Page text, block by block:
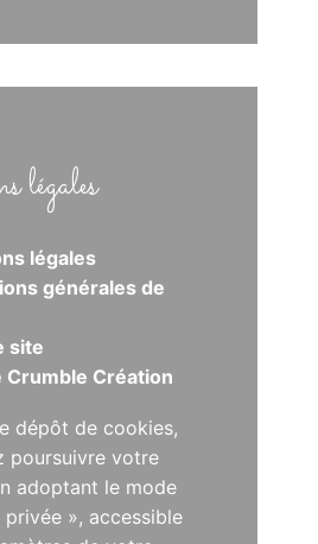
légales
générales de
site
Crumble Création
dépôt de cookies,
poursuivre votre
adoptant le mode
», accessible